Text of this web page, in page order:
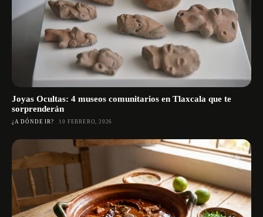
Joyas Ocultas: 4 museos comunitarios en Tlaxcala que te
sorprenderán
¿A DÓNDE IR? 10 FEBRERO, 2026